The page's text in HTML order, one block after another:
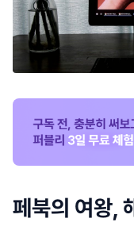
페북의 여왕,